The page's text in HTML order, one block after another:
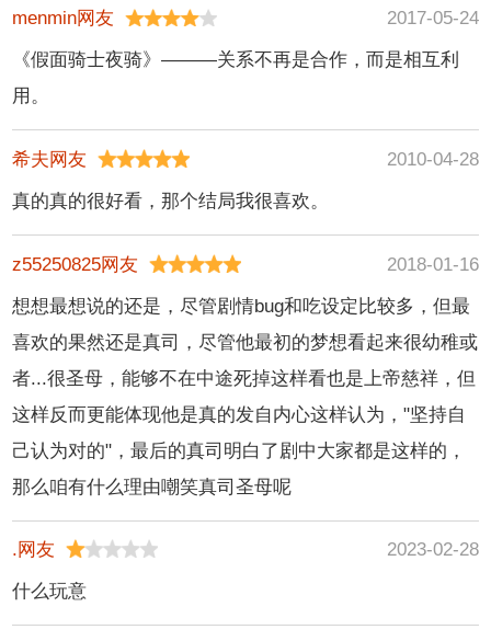
menmin网友
2017-05-24
《假面骑士夜骑》———关系不再是合作，而是相互利
用。
希夫网友
2010-04-28
真的真的很好看，那个结局我很喜欢。
z55250825网友
2018-01-16
想想最想说的还是，尽管剧情bug和吃设定比较多，但最
喜欢的果然还是真司，尽管他最初的梦想看起来很幼稚或
者...很圣母，能够不在中途死掉这样看也是上帝慈祥，但
这样反而更能体现他是真的发自内心这样认为，"坚持自
己认为对的"，最后的真司明白了剧中大家都是这样的，
那么咱有什么理由嘲笑真司圣母呢
.网友
2023-02-28
什么玩意